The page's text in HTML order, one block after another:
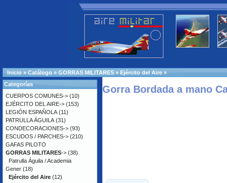
Inicio » Catálogo » GORRAS MILITARES » Ejército del Aire »
Gorra Bordada a mano
Categorías
CUERPOS COMUNES-> (10)
EJÉRCITO DEL AIRE-> (153)
LEGIÓN ESPAÑOLA (11)
PATRULLA ÁGUILA (31)
CONDECORACIONES-> (93)
ESCUDOS / PARCHES-> (210)
GAFAS PILOTO
GORRAS MILITARES-> (38)
Patrulla Águila / Academia
Gener (18)
Ejército del Aire (12)